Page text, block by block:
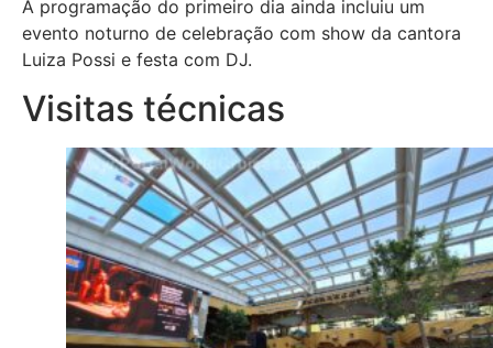
A programação do primeiro dia ainda incluiu um
evento noturno de celebração com show da cantora
Luiza Possi e festa com DJ.
Visitas técnicas